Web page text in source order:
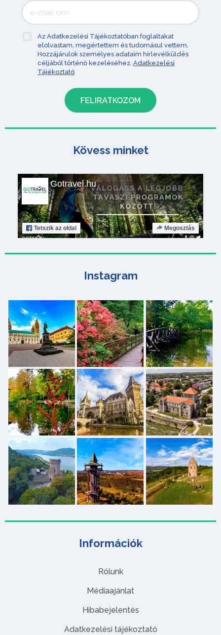
Információk
Rólunk
Médiaajánlat
Hibabejelentés
Adatkezelési tájékoztató
Az Adatkezelési Tájékoztatóban foglaltakat
elolvastam, megértettem és tudomásul vettem.
Hozzájárulok személyes adataim hírlevélküldés
céljából történő kezeléséhez. Adatkezelési
Tájékoztató
Kövess minket
Gotravel.hu
Tetszik az oldal Megosztás
Instagram